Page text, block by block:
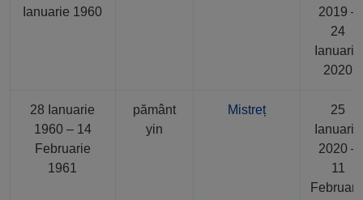
Ianuarie 1960
2019 –
24
Ianuarie
2020
28 Ianuarie
1960 – 14
Februarie
1961
pământ
yin
Mistreț
25
Ianuarie
2020 –
11